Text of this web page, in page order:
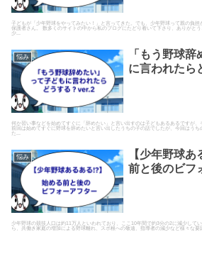
子どもが「少年野球をやってみたい！」と言ってきた。でも、少年野球って親の負
保護者さん。 数多くのサイトの中から私のブログにたどり着いて下さり、ありがと
少...
悩み
「もう野球
に言われたら
何か習い事などを始めてすぐに「辞めたい」と言い出すのは子どもあるあるですが、
前回は始めてすぐに野球を辞めたいと言い出したうちの子の話でしたが、今回はう
た...
悩み
【少年野球
前と後のビフ
少年野球の競技人口は約11万人といわれており、ここ10年間で約3分の2に減少して
ら、共働き家庭の増加による野球離れ、スポ根への敬遠、指導者の減少など様々な